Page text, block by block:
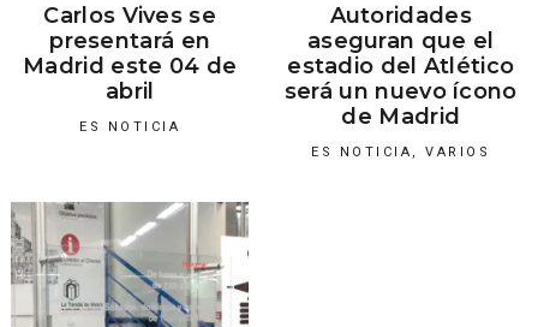
Carlos Vives se
presentará en
Madrid este 04 de
abril
ES NOTICIA
Autoridades
aseguran que el
estadio del Atlético
será un nuevo ícono
de Madrid
ES NOTICIA ,VARIOS